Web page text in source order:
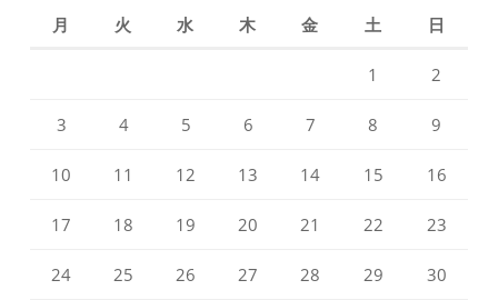
を
月 火 水 木 金 土 日
1 2
3 4 5 6 7 8 9
10 11 12 13 14 15 16
17 18 19 20 21 22 23
24 25 26 27 28 29 30